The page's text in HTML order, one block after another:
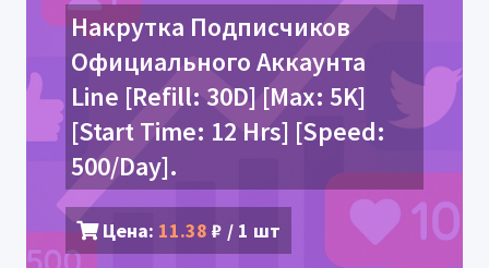
Накрутка Подписчиков
Официального Аккаунта
Line [Refill: 30D] [Max: 5K]
[Start Time: 12 Hrs] [Speed:
500/Day].
Цена: 11.38 ₽ / 1 шт